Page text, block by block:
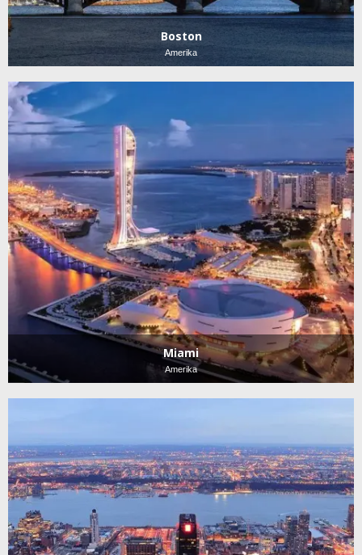
Boston
Amerika
Miami
Amerika